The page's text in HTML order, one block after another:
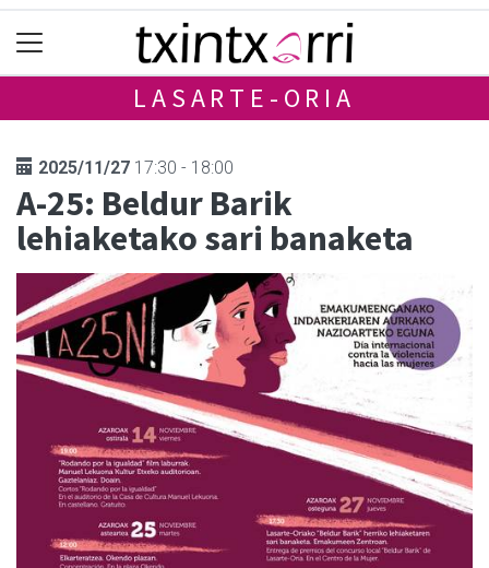
LASARTE-ORIA
2025/11/27 17:30 - 18:00
A-25: Beldur Barik
lehiaketako sari banaketa